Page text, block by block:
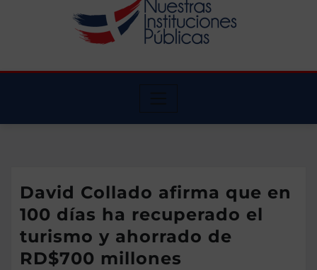
David Collado afirma que en
100 días ha recuperado el
turismo y ahorrado de
RD$700 millones